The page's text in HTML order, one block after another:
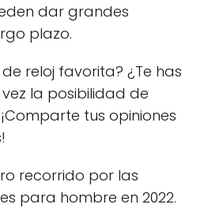
dar grandes
plazo.
reloj favorita? ¿Te has
la posibilidad de
tus opiniones
recorrido por las
para hombre en 2022.